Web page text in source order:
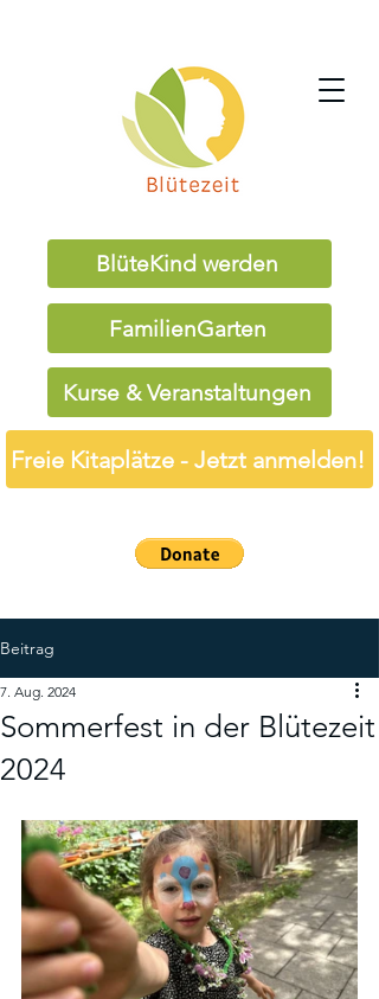
BlüteKind werden
FamilienGarten
Kurse & Veranstaltungen
Freie Kitaplätze - Jetzt anmelden!
Beitrag
Sommerfest in der Blütezeit
2024
7. Aug. 2024